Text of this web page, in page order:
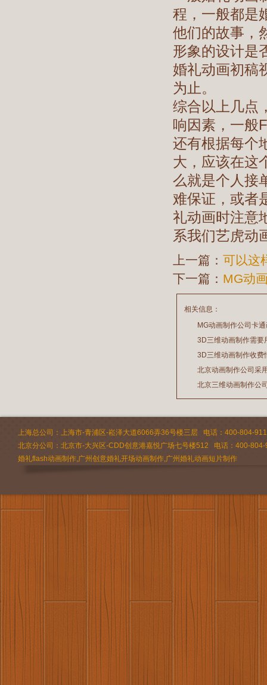
程，一般都是
他们的故事，
形象的设计是
婚礼动画初稿
为止。
综合以上几点
响因素，一般
还有根据每个
大，应该在这
么就是个人接
难保证，或者
礼动画时注意
系我们艺虎动
上一篇： 可以这
下一篇： MG动
相关信息：
MG动画制作公司卡
2026/07/21
3D三维动画制作需要
2026/03/19
3D三维动画制作收费
2026/02/28
北京动画制作公司采
2026/02/24
北京三维动画制作公
2026/02/09
上海总公司：上海市-青浦区-崧泽大道6066弄36号楼三层 电话：400-804-
北京分公司：北京市-大兴区-CDD创意港嘉悦广场七号楼512 电话：400-
婚礼flash动画制作,广州创意婚礼开场动画制作,广州婚礼动画短片制作